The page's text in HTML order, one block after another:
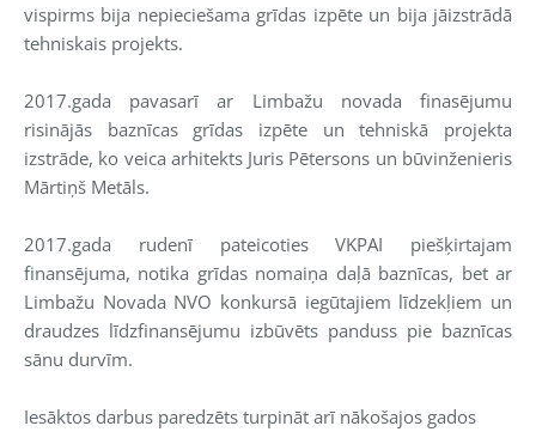
vispirms bija nepieciešama grīdas izpēte un bija jāizstrādā
tehniskais projekts.
2017.gada pavasarī ar Limbažu novada finasējumu
risinājās baznīcas grīdas izpēte un tehniskā projekta
izstrāde, ko veica arhitekts Juris Pētersons un būvinženieris
Mārtiņš Metāls.
2017.gada rudenī pateicoties VKPAI piešķirtajam
finansējuma, notika grīdas nomaiņa daļā baznīcas, bet ar
Limbažu Novada NVO konkursā iegūtajiem līdzekļiem un
draudzes līdzfinansējumu izbūvēts panduss pie baznīcas
sānu durvīm.
Iesāktos darbus paredzēts turpināt arī nākošajos gados